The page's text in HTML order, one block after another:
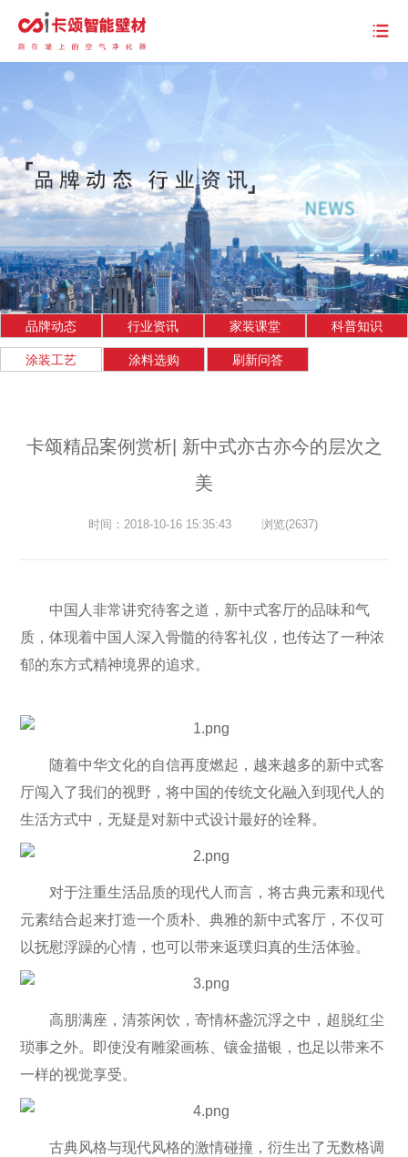
品牌动态 行业资讯 家装课堂 科普知识
涂装工艺 涂料选购 刷新问答
卡颂精品案例赏析| 新中式亦古亦今的层次之
美
时间：2018-10-16 15:35:43 浏览(2637)
中国人非常讲究待客之道，新中式客厅的品味和气
质，体现着中国人深入骨髓的待客礼仪，也传达了一种浓
郁的东方式精神境界的追求。
随着中华文化的自信再度燃起，越来越多的新中式客
厅闯入了我们的视野，将中国的传统文化融入到现代人的
生活方式中，无疑是对新中式设计最好的诠释。
对于注重生活品质的现代人而言，将古典元素和现代
元素结合起来打造一个质朴、典雅的新中式客厅，不仅可
以抚慰浮躁的心情，也可以带来返璞归真的生活体验。
高朋满座，清茶闲饮，寄情杯盏沉浮之中，超脱红尘
琐事之外。即使没有雕梁画栋、镶金描银，也足以带来不
一样的视觉享受。
古典风格与现代风格的激情碰撞，衍生出了无数格调